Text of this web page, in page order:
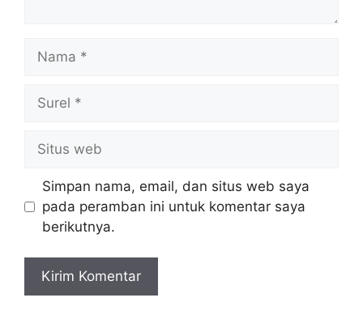
Simpan nama, email, dan situs web saya
pada peramban ini untuk komentar saya
berikutnya.